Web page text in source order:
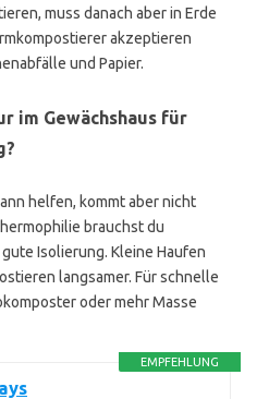
muss danach aber in Erde
akzeptieren
und Papier.
im Gewächshaus für
helfen, kommt aber nicht
brauchst du
Isolierung. Kleine Haufen
langsamer. Für schnelle
oder mehr Masse
EMPFEHLUNG